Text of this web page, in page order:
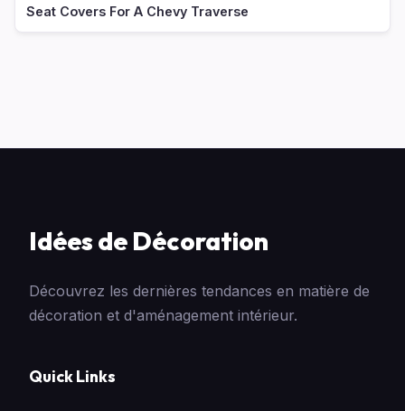
Seat Covers For A Chevy Traverse
Idées de Décoration
Découvrez les dernières tendances en matière de
décoration et d'aménagement intérieur.
Quick Links